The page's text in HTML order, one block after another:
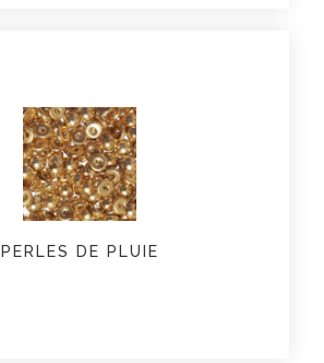
PERLES DE PLUIE